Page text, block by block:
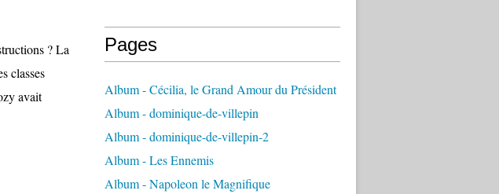
? La
classes
avait
Pages
Album - Cécilia, le Grand Amour du Président
Album - dominique-de-villepin
Album - dominique-de-villepin-2
Album - Les Ennemis
Album - Napoleon le Magnifique